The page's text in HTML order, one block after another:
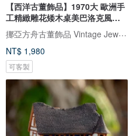
【西洋古董飾品】1970大 歐洲手
工精緻雕花矮木桌美巴洛克風木
桌
挪亞方舟古董飾品 Vintage Jewelry
NT$ 1,980
可客製